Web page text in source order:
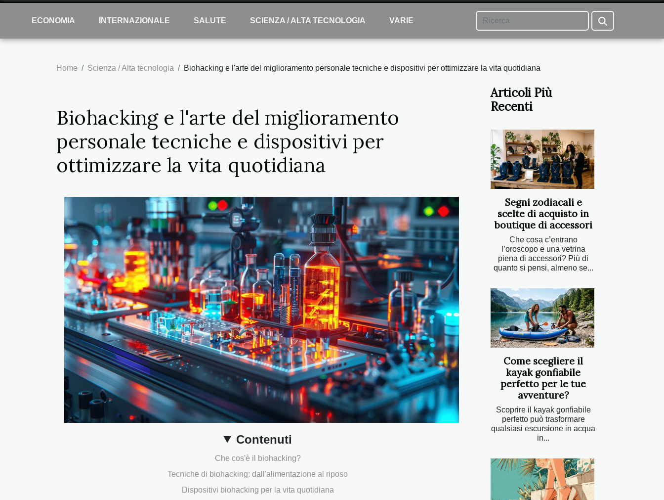
ECONOMIA INTERNAZIONALE SALUTE SCIENZA / ALTA TECNOLOGIA VARIE
Home Scienza / Alta tecnologia Biohacking e l'arte del miglioramento personale tecniche e dispositivi per ottimizzare la vita quotidiana
Biohacking e l'arte del miglioramento
personale tecniche e dispositivi per
ottimizzare la vita quotidiana
Contenuti
Che cos'è il biohacking?
Tecniche di biohacking: dall'alimentazione al riposo
Dispositivi biohacking per la vita quotidiana
Articoli Più
Recenti
Segni zodiacali e
scelte di acquisto in
boutique di accessori
Che cosa c’entrano
l’oroscopo e una vetrina
piena di accessori? Più di
quanto si pensi, almeno se...
Come scegliere il
kayak gonfiabile
perfetto per le tue
avventure?
Scoprire il kayak gonfiabile
perfetto può trasformare
qualsiasi escursione in acqua
in...